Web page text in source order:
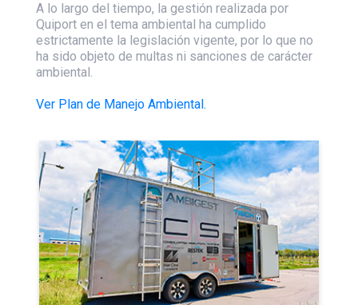
A lo largo del tiempo, la gestión realizada por
Quiport en el tema ambiental ha cumplido
estrictamente la legislación vigente, por lo que no
ha sido objeto de multas ni sanciones de carácter
ambiental.
Ver Plan de Manejo Ambiental.